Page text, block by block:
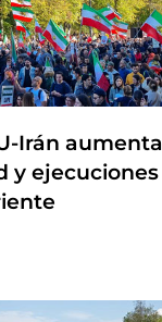
Irán aumenta
y